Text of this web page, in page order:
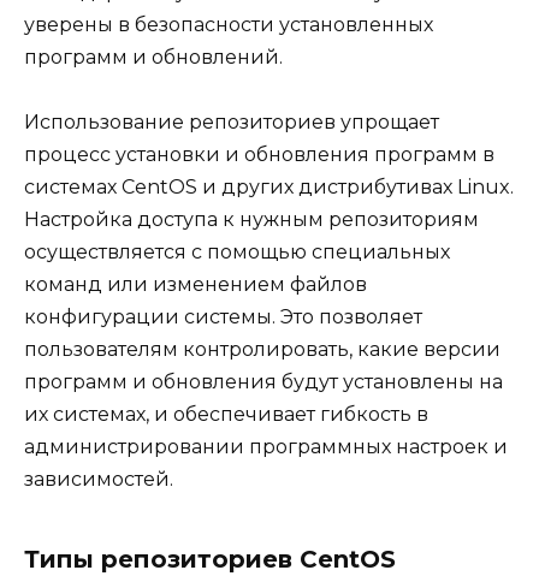
уверены в безопасности установленных
программ и обновлений.
Использование репозиториев упрощает
процесс установки и обновления программ в
системах CentOS и других дистрибутивах Linux.
Настройка доступа к нужным репозиториям
осуществляется с помощью специальных
команд или изменением файлов
конфигурации системы. Это позволяет
пользователям контролировать, какие версии
программ и обновления будут установлены на
их системах, и обеспечивает гибкость в
администрировании программных настроек и
зависимостей.
Типы репозиториев CentOS